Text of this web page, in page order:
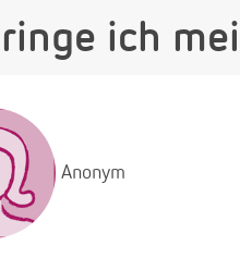
ich
Anonym